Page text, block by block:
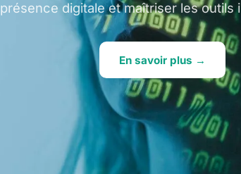
présence digitale et maîtriser les outils
En savoir plus →